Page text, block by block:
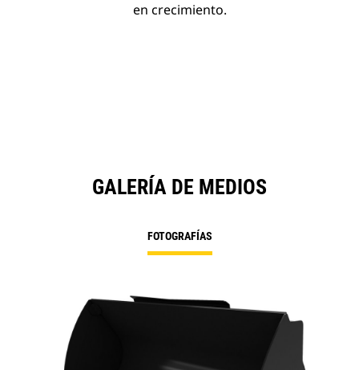
en crecimiento.
GALERÍA DE MEDIOS
FOTOGRAFÍAS